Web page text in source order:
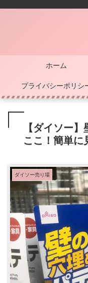
ホーム
プライバシーポリシ
【ダイソー
ここ！簡単に
ダイソー売り場